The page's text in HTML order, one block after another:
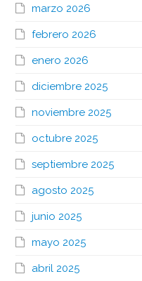
marzo 2026
febrero 2026
enero 2026
diciembre 2025
noviembre 2025
octubre 2025
septiembre 2025
agosto 2025
junio 2025
mayo 2025
abril 2025